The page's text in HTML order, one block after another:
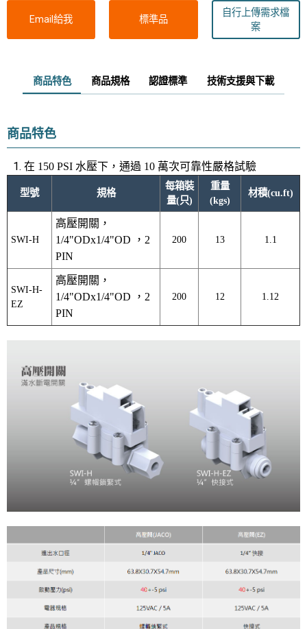
Email給我 標準品
自行上傳需求檔
案
商品特色 商品規格 認證標準 技術支援與下載
商品特色
在 150 PSI 水壓下，通過 10 萬次可靠性嚴格試驗
型號 規格
每箱裝
量(只)
重量
(kgs)
材積(cu.ft)
SWI-H
高壓開關，
1/4"ODx1/4"OD ，2
PIN
200 13 1.1
SWI-H-
EZ
高壓開關，
1/4"ODx1/4"OD ，2
PIN
200 12 1.12